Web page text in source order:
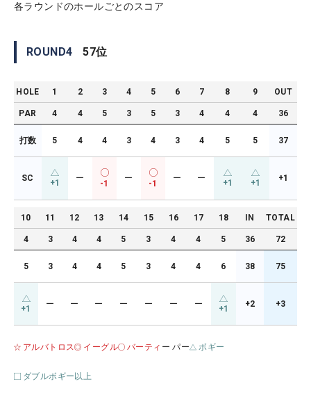
各ラウンドのホールごとのスコア
ROUND4 57位
HOLE 1 2 3 4 5 6 7 8 9 OUT
PAR 4 4 5 3 5 3 4 4 4 36
打数 5 4 4 3 4 3 4 5 5 37
SC +1 ー
-1
ー
-1
ー ー +1 +1 +1
10 11 12 13 14 15 16 17 18 IN TOTAL
4 3 4 4 5 3 4 4 5 36 72
5 3 4 4 5 3 4 4 6 38 75
+1 ー ー ー ー ー ー ー +1 +2 +3
アルバトロス イーグル バーティ ー パー ボギー
ダブルボギー以上